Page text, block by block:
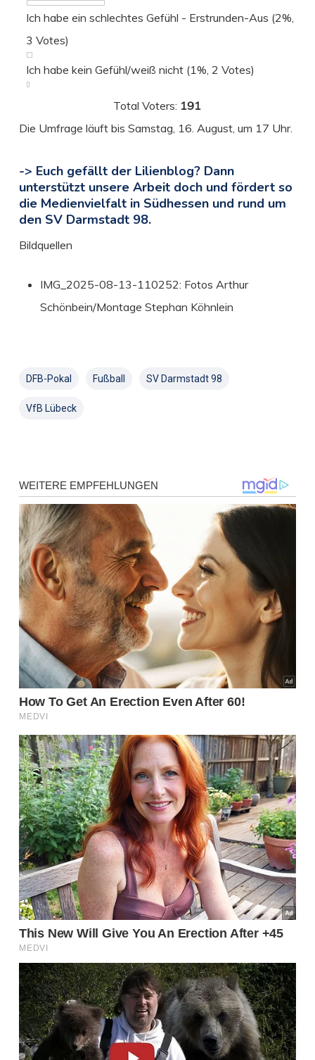
Ich habe ein schlechtes Gefühl - Erstrunden-Aus (2%,
3 Votes)
Ich habe kein Gefühl/weiß nicht (1%, 2 Votes)
Total Voters: 191
Die Umfrage läuft bis Samstag, 16. August, um 17 Uhr.
-> Euch gefällt der Lilienblog? Dann
unterstützt unsere Arbeit doch und fördert so
die Medienvielfalt in Südhessen und rund um
den SV Darmstadt 98.
Bildquellen
IMG_2025-08-13-110252: Fotos Arthur
Schönbein/Montage Stephan Köhnlein
DFB-Pokal Fußball SV Darmstadt 98
VfB Lübeck